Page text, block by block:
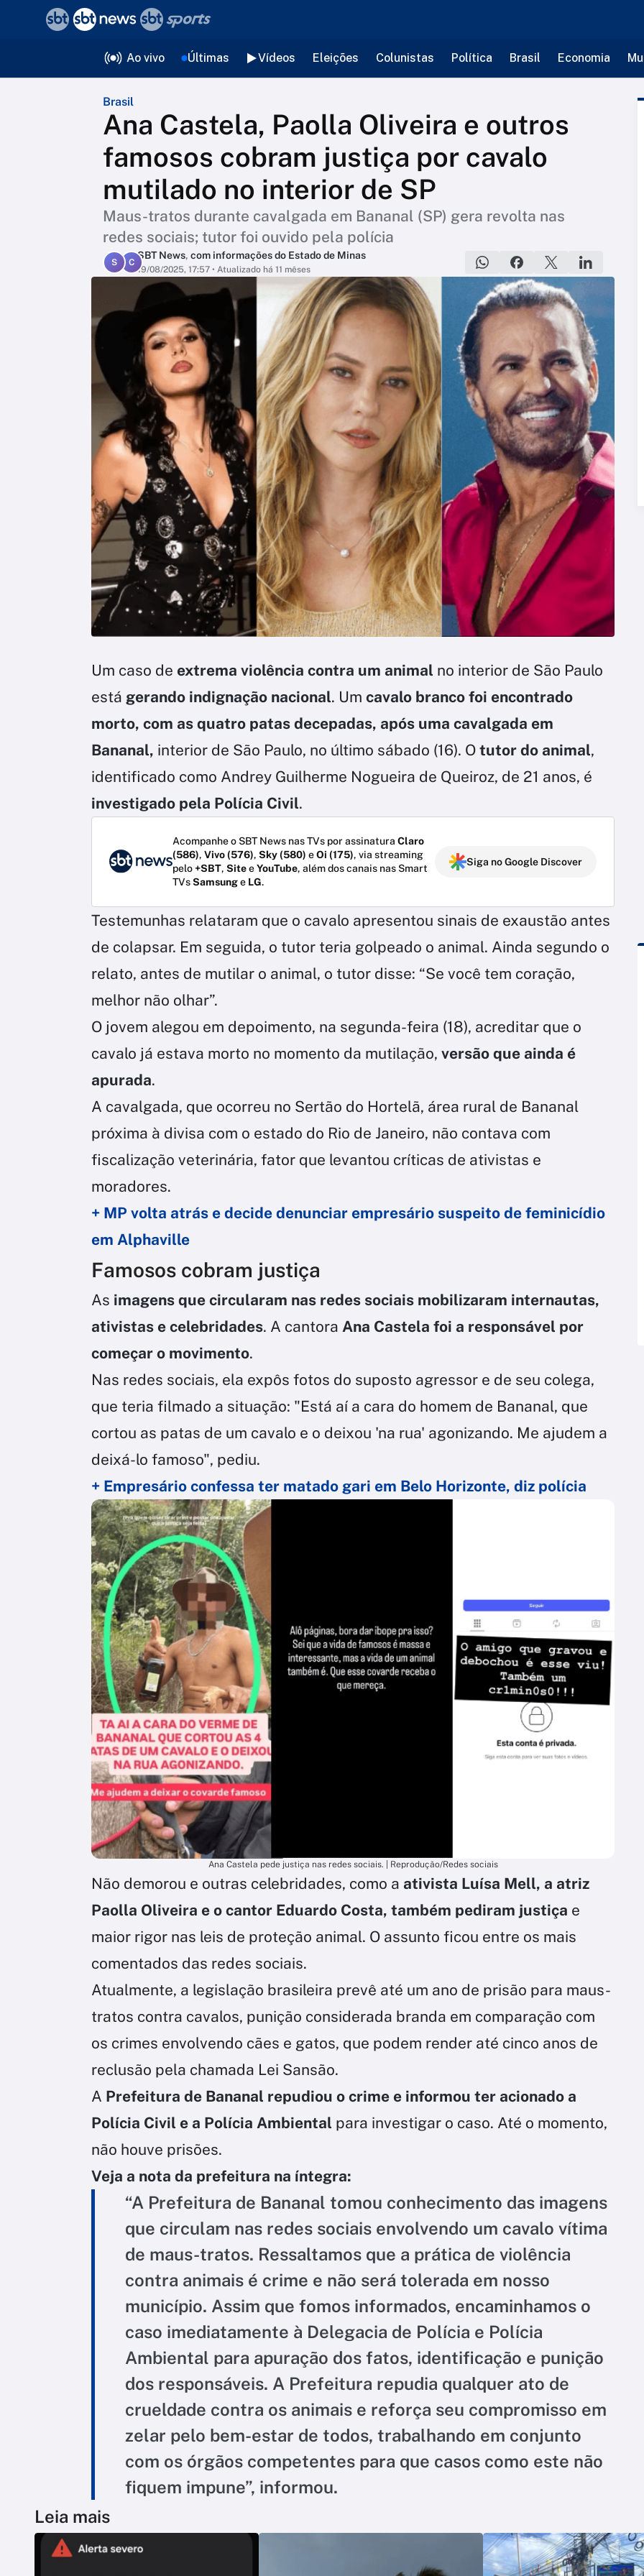
Ao vivo Últimas Vídeos Eleições Colunistas Política Brasil Economia
Brasil
Ana Castela, Paolla Oliveira e outros
famosos cobram justiça por cavalo
mutilado no interior de SP
Maus-tratos durante cavalgada em Bananal (SP) gera revolta nas
redes sociais; tutor foi ouvido pela polícia
S C
SBT News, com informações do Estado de Minas
19/08/2025, 17:57 • Atualizado há 11 mêses
Um caso de extrema violência contra um animal no interior de São Paulo
está gerando indignação nacional. Um cavalo branco foi encontrado
morto, com as quatro patas decepadas, após uma cavalgada em
Bananal, interior de São Paulo, no último sábado (16). O tutor do animal,
identificado como Andrey Guilherme Nogueira de Queiroz, de 21 anos, é
investigado pela Polícia Civil.
Acompanhe o SBT News nas TVs por assinatura Claro
(586), Vivo (576), Sky (580) eOi (175), via streaming
pelo+SBT, SiteeYouTube, além dos canais nas Smart
TVsSamsunge LG.
Siga no Google Discover
Testemunhas relataram que o cavalo apresentou sinais de exaustão antes
de colapsar. Em seguida, o tutor teria golpeado o animal. Ainda segundo o
relato, antes de mutilar o animal, o tutor disse: “Se você tem coração,
melhor não olhar”.
O jovem alegou em depoimento, na segunda-feira (18), acreditar que o
cavalo já estava morto no momento da mutilação, versão que ainda é
apurada.
A cavalgada, que ocorreu no Sertão do Hortelã, área rural de Bananal
próxima à divisa com o estado do Rio de Janeiro, não contava com
fiscalização veterinária, fator que levantou críticas de ativistas e
moradores.
+ MP volta atrás e decide denunciar empresário suspeito de feminicídio
em Alphaville
Famosos cobram justiça
As imagens que circularam nas redes sociais mobilizaram internautas,
ativistas e celebridades. A cantora Ana Castela foi a responsável por
começar o movimento.
Nas redes sociais, ela expôs fotos do suposto agressor e de seu colega,
que teria filmado a situação: "Está aí a cara do homem de Bananal, que
cortou as patas de um cavalo e o deixou 'na rua' agonizando. Me ajudem a
deixá-lo famoso", pediu.
+ Empresário confessa ter matado gari em Belo Horizonte, diz polícia
Ana Castela pede justiça nas redes sociais. | Reprodução/Redes sociais
Não demorou e outras celebridades, como a ativista Luísa Mell, a atriz
Paolla Oliveira e o cantor Eduardo Costa, também pediram justiça e
maior rigor nas leis de proteção animal. O assunto ficou entre os mais
comentados das redes sociais.
Atualmente, a legislação brasileira prevê até um ano de prisão para maus-
tratos contra cavalos, punição considerada branda em comparação com
os crimes envolvendo cães e gatos, que podem render até cinco anos de
reclusão pela chamada Lei Sansão.
A Prefeitura de Bananal repudiou o crime e informou ter acionado a
Polícia Civil e a Polícia Ambiental para investigar o caso. Até o momento,
não houve prisões.
Veja a nota da prefeitura na íntegra:
“A Prefeitura de Bananal tomou conhecimento das imagens
que circulam nas redes sociais envolvendo um cavalo vítima
de maus-tratos. Ressaltamos que a prática de violência
contra animais é crime e não será tolerada em nosso
município. Assim que fomos informados, encaminhamos o
caso imediatamente à Delegacia de Polícia e Polícia
Ambiental para apuração dos fatos, identificação e punição
dos responsáveis. A Prefeitura repudia qualquer ato de
crueldade contra os animais e reforça seu compromisso em
zelar pelo bem-estar de todos, trabalhando em conjunto
com os órgãos competentes para que casos como este não
fiquem impune”, informou.
Leia mais
voltar
Editorias